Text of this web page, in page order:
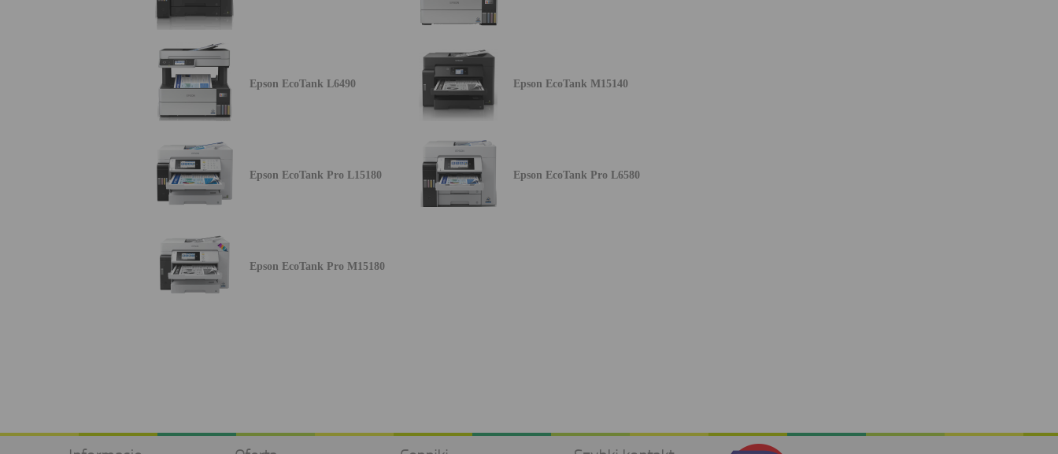
Epson EcoTank L6490 Epson EcoTank M15140
Epson EcoTank Pro L15180 Epson EcoTank Pro L6580
Epson EcoTank Pro M15180